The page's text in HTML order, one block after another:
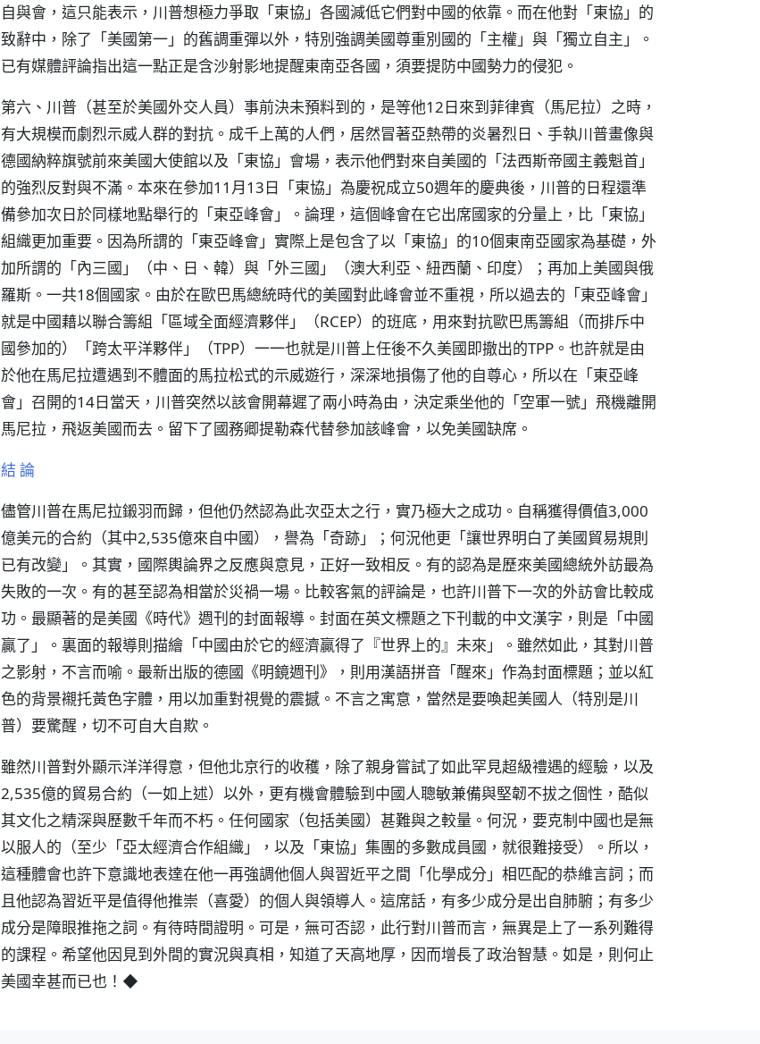
自與會，這只能表示，川普想極力爭取「東協」各國減低它們對中國的依靠。而在他對「東協」的
致辭中，除了「美國第一」的舊調重彈以外，特別強調美國尊重別國的「主權」與「獨立自主」。
已有媒體評論指出這一點正是含沙射影地提醒東南亞各國，須要提防中國勢力的侵犯。
第六、川普（甚至於美國外交人員）事前決未預料到的，是等他12日來到菲律賓（馬尼拉）之時，
有大規模而劇烈示威人群的對抗。成千上萬的人們，居然冒著亞熱帶的炎暑烈日、手執川普畫像與
德國納粹旗號前來美國大使館以及「東協」會場，表示他們對來自美國的「法西斯帝國主義魁首」
的強烈反對與不滿。本來在參加11月13日「東協」為慶祝成立50週年的慶典後，川普的日程還準
備參加次日於同樣地點舉行的「東亞峰會」。論理，這個峰會在它出席國家的分量上，比「東協」
組織更加重要。因為所謂的「東亞峰會」實際上是包含了以「東協」的10個東南亞國家為基礎，外
加所謂的「內三國」（中、日、韓）與「外三國」（澳大利亞、紐西蘭、印度）；再加上美國與俄
羅斯。一共18個國家。由於在歐巴馬總統時代的美國對此峰會並不重視，所以過去的「東亞峰會」
就是中國藉以聯合籌組「區域全面經濟夥伴」（RCEP）的班底，用來對抗歐巴馬籌組（而排斥中
國參加的）「跨太平洋夥伴」（TPP）一一也就是川普上任後不久美國即撤出的TPP。也許就是由
於他在馬尼拉遭遇到不體面的馬拉松式的示威遊行，深深地損傷了他的自尊心，所以在「東亞峰
會」召開的14日當天，川普突然以該會開幕遲了兩小時為由，決定乘坐他的「空軍一號」飛機離開
馬尼拉，飛返美國而去。留下了國務卿提勒森代替參加該峰會，以免美國缺席。
結 論
儘管川普在馬尼拉鎩羽而歸，但他仍然認為此次亞太之行，實乃極大之成功。自稱獲得價值3,000
億美元的合約（其中2,535億來自中國），譽為「奇跡」；何況他更「讓世界明白了美國貿易規則
已有改變」。其實，國際輿論界之反應與意見，正好一致相反。有的認為是歷來美國總統外訪最為
失敗的一次。有的甚至認為相當於災禍一場。比較客氣的評論是，也許川普下一次的外訪會比較成
功。最顯著的是美國《時代》週刊的封面報導。封面在英文標題之下刊載的中文漢字，則是「中國
贏了」。裏面的報導則描繪「中國由於它的經濟贏得了『世界上的』未來」。雖然如此，其對川普
之影射，不言而喻。最新出版的德國《明鏡週刊》，則用漢語拼音「醒來」作為封面標題；並以紅
色的背景襯托黃色字體，用以加重對視覺的震撼。不言之寓意，當然是要喚起美國人（特別是川
普）要驚醒，切不可自大自欺。
雖然川普對外顯示洋洋得意，但他北京行的收穫，除了親身嘗試了如此罕見超級禮遇的經驗，以及
2,535億的貿易合約（一如上述）以外，更有機會體驗到中國人聰敏兼備與堅韌不拔之個性，酷似
其文化之精深與歷數千年而不朽。任何國家（包括美國）甚難與之較量。何況，要克制中國也是無
以服人的（至少「亞太經濟合作組織」，以及「東協」集團的多數成員國，就很難接受）。所以，
這種體會也許下意識地表達在他一再強調他個人與習近平之間「化學成分」相匹配的恭維言詞；而
且他認為習近平是值得他推崇（喜愛）的個人與領導人。這席話，有多少成分是出自肺腑；有多少
成分是障眼推拖之詞。有待時間證明。可是，無可否認，此行對川普而言，無異是上了一系列難得
的課程。希望他因見到外間的實況與真相，知道了天高地厚，因而增長了政治智慧。如是，則何止
美國幸甚而已也！◆